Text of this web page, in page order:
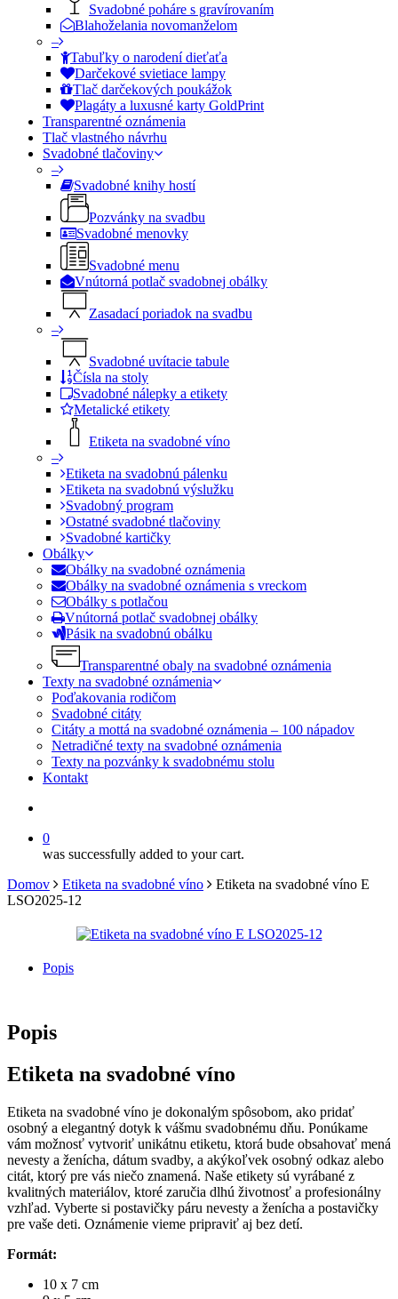
Svadobné poháre s gravírovaním
Blahoželania novomanželom
–
Tabuľky o narodení dieťaťa
Darčekové svietiace lampy
Tlač darčekových poukážok
Plagáty a luxusné karty GoldPrint
Transparentné oznámenia
Tlač vlastného návrhu
Svadobné tlačoviny
–
Svadobné knihy hostí
Pozvánky na svadbu
Svadobné menovky
Svadobné menu
Vnútorná potlač svadobnej obálky
Zasadací poriadok na svadbu
–
Svadobné uvítacie tabule
Čísla na stoly
Svadobné nálepky a etikety
Metalické etikety
Etiketa na svadobné víno
–
Etiketa na svadobnú pálenku
Etiketa na svadobnú výslužku
Svadobný program
Ostatné svadobné tlačoviny
Svadobné kartičky
Obálky
Obálky na svadobné oznámenia
Obálky na svadobné oznámenia s vreckom
Obálky s potlačou
Vnútorná potlač svadobnej obálky
Pásik na svadobnú obálku
Transparentné obaly na svadobné oznámenia
Texty na svadobné oznámenia
Poďakovania rodičom
Svadobné citáty
Citáty a mottá na svadobné oznámenia – 100 nápadov
Netradičné texty na svadobné oznámenia
Texty na pozvánky k svadobnému stolu
Kontakt
0
was successfully added to your cart.
Domov
Etiketa na svadobné víno
Etiketa na svadobné víno E
LSO2025-12
Popis
Popis
Etiketa na svadobné víno
Etiketa na svadobné víno je dokonalým spôsobom, ako pridať
osobný a elegantný dotyk k vášmu svadobnému dňu. Ponúkame
vám možnosť vytvoriť unikátnu etiketu, ktorá bude obsahovať mená
nevesty a ženícha, dátum svadby, a akýkoľvek osobný odkaz alebo
citát, ktorý pre vás niečo znamená. Naše etikety sú vyrábané z
kvalitných materiálov, ktoré zaručia dlhú životnosť a profesionálny
vzhľad. Vyberte si postavičky páru nevesty a ženícha a postavičky
pre vaše deti. Oznámenie vieme pripraviť aj bez detí.
Formát:
10 x 7 cm